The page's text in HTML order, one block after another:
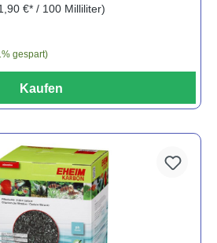
€* / 100 Milliliter)
gespart)
Kaufen